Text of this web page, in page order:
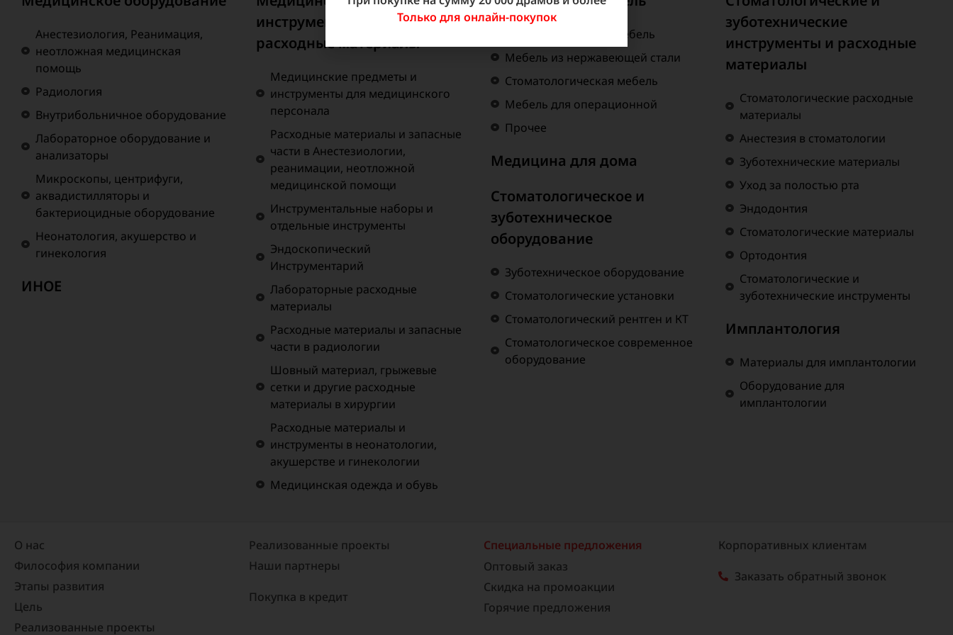
Анестезиология, Реанимация,
неотложная медицинская
помощь
Радиология
Внутрибольничное оборудование
Лабораторное оборудование и
анализаторы
Микроскопы, центрифуги,
аквадистилляторы и
бактериоцидные оборудование
Неонатология, акушерство и
гинекология
ИНОЕ
инструментарий и
расходные материалы
Медицинские предметы и
инструменты для медицинского
персонала
Расходные материалы и запасные
части в Анестезиологии,
реанимации, неотложной
медицинской помощи
Инструментальные наборы и
отдельные инструменты
Эндоскопический
Инструментарий
Лабораторные расходные
материалы
Расходные материалы и запасные
части в радиологии
Шовный материал, грыжевые
сетки и другие расходные
материалы в хирургии
Расходные материалы и
инструменты в неонатологии,
акушерстве и гинекологии
Медицинская одежда и обувь
Внутрибольничная мебель
Мебель из нержавеющей стали
Стоматологическая мебель
Мебель для операционной
Прочее
Медицина для дома
Стоматологическое и
зуботехническое
оборудование
Зуботехническое оборудование
Стоматологические установки
Стоматологический рентген и КТ
Стоматологическое современное
оборудование
зуботехнические
инструменты и расходные
материалы
Стоматологические расходные
материалы
Анестезия в стоматологии
Зуботехнические материалы
Уход за полостью рта
Эндодонтия
Стоматологические материалы
Ортодонтия
Стоматологические и
зуботехнические инструменты
Имплантология
Материалы для имплантологии
Оборудование для
имплантологии
О нас
Философия компании
Этапы развития
Цель
Реализованные проекты​
Реализованные проекты
Наши партнеры
Покупка в кредит
Специальные предложения
Оптовый заказ
Скидка на промоакции
Горячие предложения
Корпоративных клиентам
Заказать обратный звонок
Только для онлайн-покупок